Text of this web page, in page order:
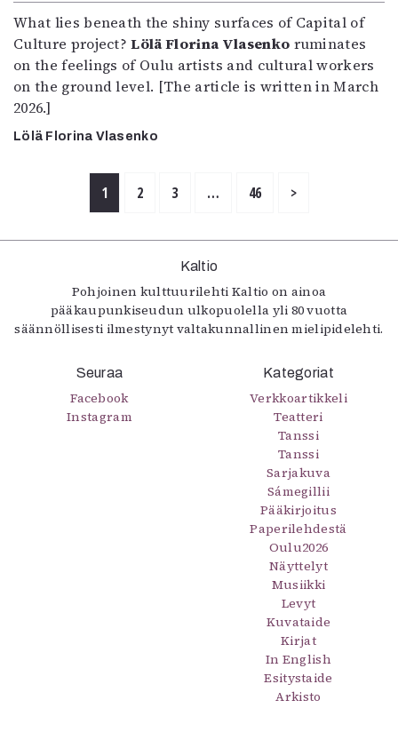
What lies beneath the shiny surfaces of Capital of
Culture project?Lölä Florina Vlasenko ruminates
on the feelings of Oulu artists and cultural workers
on the ground level. [The article is written in March
2026.]
Lölä Florina Vlasenko
1 2 3 … 46 >
Kaltio
Pohjoinen kulttuurilehti Kaltio on ainoa
pääkaupunkiseudun ulkopuolella yli 80 vuotta
säännöllisesti ilmestynyt valtakunnallinen mielipidelehti.
Seuraa
Facebook
Instagram
Kategoriat
Verkkoartikkeli
Teatteri
Tanssi
Tanssi
Sarjakuva
Sámegillii
Pääkirjoitus
Paperilehdestä
Oulu2026
Näyttelyt
Musiikki
Levyt
Kuvataide
Kirjat
In English
Esitystaide
Arkisto